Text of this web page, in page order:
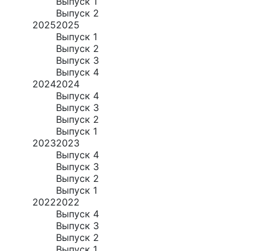
Выпуск 2
20252025
Выпуск 1
Выпуск 2
Выпуск 3
Выпуск 4
20242024
Выпуск 4
Выпуск 3
Выпуск 2
Выпуск 1
20232023
Выпуск 4
Выпуск 3
Выпуск 2
Выпуск 1
20222022
Выпуск 4
Выпуск 3
Выпуск 2